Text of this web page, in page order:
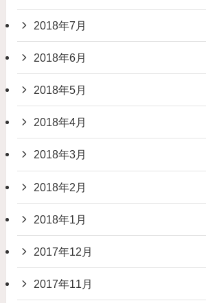
2018年7月
2018年6月
2018年5月
2018年4月
2018年3月
2018年2月
2018年1月
2017年12月
2017年11月